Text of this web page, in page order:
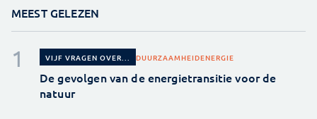
MEEST GELEZEN
VIJF VRAGEN OVER... DUURZAAMHEIDENERGIE
De gevolgen van de energietransitie voor de
natuur